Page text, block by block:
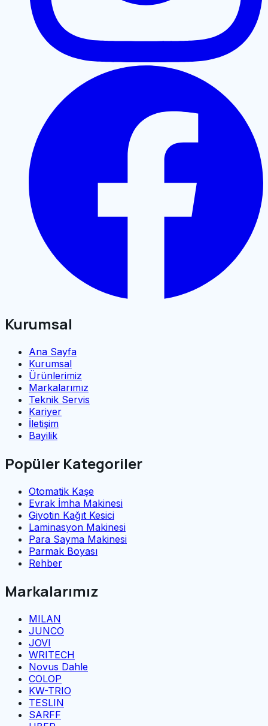
Kurumsal
Ana Sayfa
Kurumsal
Ürünlerimiz
Markalarımız
Teknik Servis
Kariyer
İletişim
Bayilik
Popüler Kategoriler
Otomatik Kaşe
Evrak İmha Makinesi
Giyotin Kağıt Kesici
Laminasyon Makinesi
Para Sayma Makinesi
Parmak Boyası
Rehber
Markalarımız
MILAN
JUNCO
JOVI
WRITECH
Novus Dahle
COLOP
KW-TRIO
TESLIN
SARFF